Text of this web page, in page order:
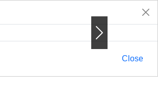
Next
Next
Close